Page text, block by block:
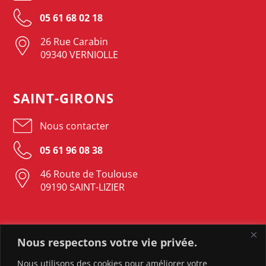
Nous respectons votre vie privée.
Nous utilisons des cookies pour améliorer votre
05 61 68 02 18
26 Rue Carabin
09340 VERNIOLLE
SAINT-GIRONS
Nous contacter
05 61 96 08 38
46 Route de Toulouse
09190 SAINT-LIZIER
LAVELANET
Nous contacter